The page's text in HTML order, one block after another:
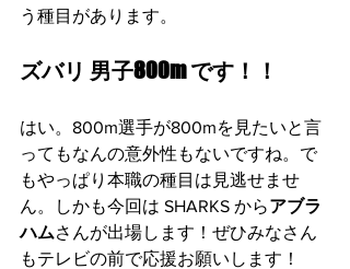
う種目があります。
ズバリ 男子800m です！！
はい。800m選手が800mを見たいと言
ってもなんの意外性もないですね。で
もやっぱり本職の種目は見逃せませ
ん。しかも今回は SHARKS からアブラ
ハムさんが出場します！ぜひみなさん
もテレビの前で応援お願いします！